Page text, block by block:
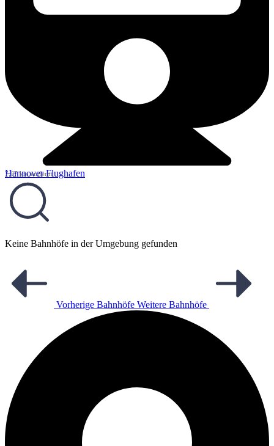
Hannover Flughafen
7,67 km entfernt
Keine Bahnhöfe in der Umgebung gefunden
Vorherige Bahnhöfe Weitere Bahnhöfe